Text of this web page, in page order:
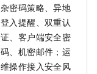
杂密码策略、异地
登入提醒、双重认
证、客户端安全密
码、机密邮件；运
维操作接入安全风